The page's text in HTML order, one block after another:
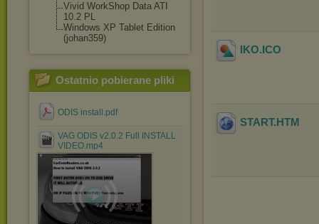
Vivid WorkShop Data ATI
10.2 PL
Windows XP Tablet Edition
(johan359)
Ostatnio pobierane pliki
ODIS install.pdf
VAG ODIS v2.0.2 Full INSTALL
VIDEO.mp4
IKO.ICO
START.HTM